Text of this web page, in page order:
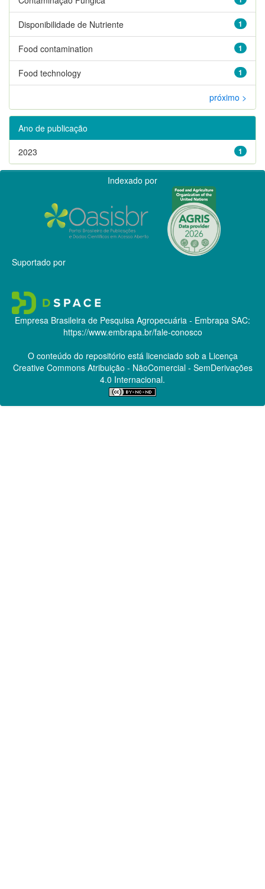
1
Disponibilidade de Nutriente
1
Food contamination
1
Food technology
próximo >
Ano de publicação
1
2023
Indexado por
Suportado por
Empresa Brasileira de Pesquisa Agropecuária - Embrapa SAC:
https://www.embrapa.br/fale-conosco
O conteúdo do repositório está licenciado sob a Licença
Creative CommonsAtribuição - NãoComercial - SemDerivações
4.0 Internacional.